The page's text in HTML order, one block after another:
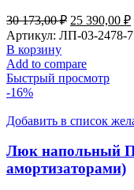
30 173,00₽
цена
30
173,00 ₽.
25 390,00 ₽
Артикул: ЛП-03-2478-
В корзину
Add to compare
Быстрый просмотр
-16%
Добавить в список
Люк напольный
амортизаторами)